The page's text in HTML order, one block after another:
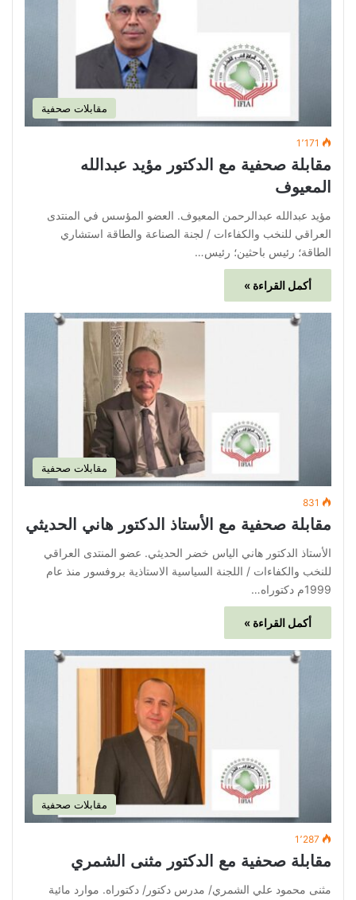
مقابلات صحفية
1٬171
مقابلة صحفية مع الدكتور مؤيد عبدالله
المعيوف
مؤيد عبدالله عبدالرحمن المعيوف. العضو المؤسس في المنتدى
العراقي للنخب والكفاءات / لجنة الصناعة والطاقة استشاري
الطاقة؛ رئيس باحثين؛ رئيس…
أكمل القراءة »
مقابلات صحفية
831
مقابلة صحفية مع الأستاذ الدكتور هاني الحديثي
الأستاذ الدكتور هاني الياس خضر الحديثي. عضو المنتدى العراقي
للنخب والكفاءات / اللجنة السياسية الاستاذية بروفسور منذ عام
1999م دكتوراه…
أكمل القراءة »
مقابلات صحفية
1٬287
مقابلة صحفية مع الدكتور مثنى الشمري
مثنى محمود علي الشمري/ مدرس دكتور/ دكتوراه. موارد مائية